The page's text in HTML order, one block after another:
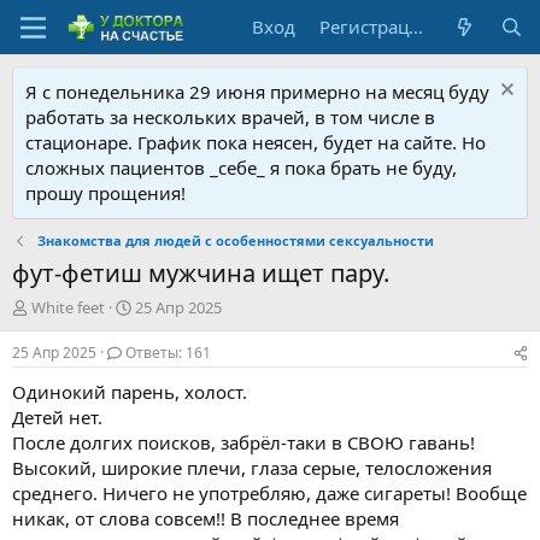
Вход Регистрация
Я с понедельника 29 июня примерно на месяц буду
работать за нескольких врачей, в том числе в
стационаре. График пока неясен, будет на сайте. Но
сложных пациентов _себе_ я пока брать не буду,
прошу прощения!
Знакомства для людей с особенностями сексуальности
фут-фетиш мужчина ищет пару.
А
в
т
о
р
т
е
ы
White feet
Д
а
т
а
н
ч
л
а
25 Апр 2025
25 Апр 2025 Ответы: 161
Одинокий парень, холост.
Детей нет.
После долгих поисков, забрёл-таки в СВОЮ гавань!
Высокий, широкие плечи, глаза серые, телосложения
среднего. Ничего не употребляю, даже сигареты! Вообще
никак, от слова совсем!! В последнее время